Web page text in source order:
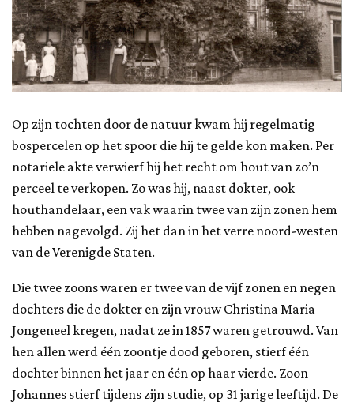
Op zijn tochten door de natuur kwam hij regelmatig
bospercelen op het spoor die hij te gelde kon maken. Per
notariele akte verwierf hij het recht om hout van zo’n
perceel te verkopen. Zo was hij, naast dokter, ook
houthandelaar, een vak waarin twee van zijn zonen hem
hebben nagevolgd. Zij het dan in het verre noord-westen
van de Verenigde Staten.
Die twee zoons waren er twee van de vijf zonen en negen
dochters die de dokter en zijn vrouw Christina Maria
Jongeneel kregen, nadat ze in 1857 waren getrouwd. Van
hen allen werd één zoontje dood geboren, stierf één
dochter binnen het jaar en één op haar vierde. Zoon
Johannes stierf tijdens zijn studie, op 31 jarige leeftijd. De